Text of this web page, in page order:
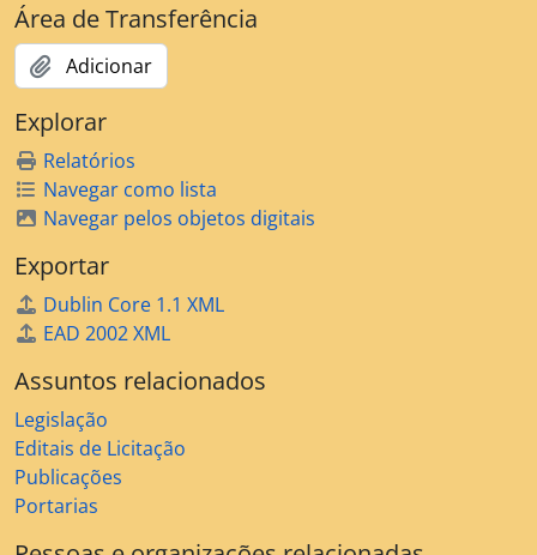
Área de Transferência
Adicionar
Explorar
Relatórios
Navegar como lista
Navegar pelos objetos digitais
Exportar
Dublin Core 1.1 XML
EAD 2002 XML
Assuntos relacionados
Legislação
Editais de Licitação
Publicações
Portarias